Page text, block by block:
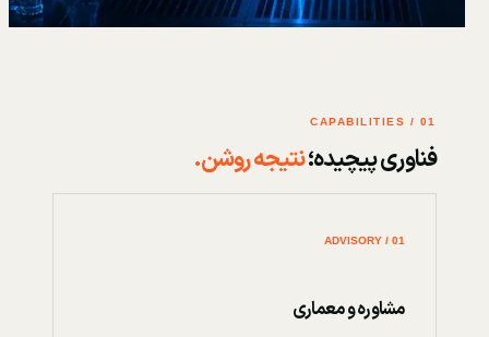
01 / CAPABILITIES
فناوری پیچیده؛نتیجه روشن.
01 / ADVISORY
مشاوره و معماری